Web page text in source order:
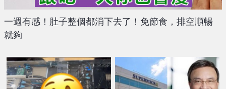
一週有感！肚子整個都消下去了！免節食，排空順暢
就夠